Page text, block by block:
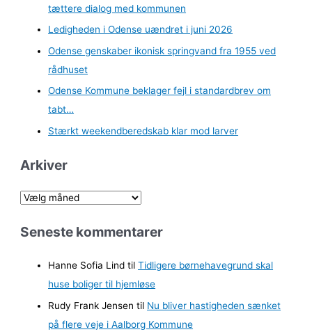
tættere dialog med kommunen
Ledigheden i Odense uændret i juni 2026
Odense genskaber ikonisk springvand fra 1955 ved
rådhuset
Odense Kommune beklager fejl i standardbrev om
tabt…
Stærkt weekendberedskab klar mod larver
Arkiver
A
k
Seneste kommentarer
Hanne Sofia Lind tilTidligere børnehavegrund skal
huse boliger til hjemløse
Rudy Frank Jensen til Nu bliver hastigheden sænket
på flere veje i Aalborg Kommune